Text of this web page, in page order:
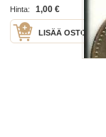
Hinta: 1,00 €
LISÄÄ